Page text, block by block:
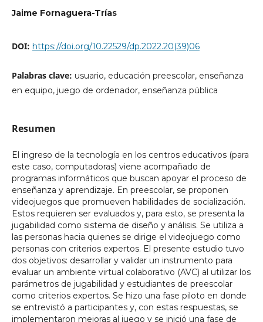
Jaime Fornaguera-Trías
DOI: https://doi.org/10.22529/dp.2022.20(39)06
Palabras clave: usuario, educación preescolar, enseñanza
en equipo, juego de ordenador, enseñanza pública
Resumen
El ingreso de la tecnología en los centros educativos (para
este caso, computadoras) viene acompañado de
programas informáticos que buscan apoyar el proceso de
enseñanza y aprendizaje. En preescolar, se proponen
videojuegos que promueven habilidades de socialización.
Estos requieren ser evaluados y, para esto, se presenta la
jugabilidad como sistema de diseño y análisis. Se utiliza a
las personas hacia quienes se dirige el videojuego como
personas con criterios expertos. El presente estudio tuvo
dos objetivos: desarrollar y validar un instrumento para
evaluar un ambiente virtual colaborativo (AVC) al utilizar los
parámetros de jugabilidad y estudiantes de preescolar
como criterios expertos. Se hizo una fase piloto en donde
se entrevistó a participantes y, con estas respuestas, se
implementaron mejoras al juego y se inició una fase de